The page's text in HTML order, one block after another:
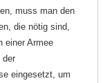
muss man den
die nötig sind,
einer Armee
der
eingesetzt, um